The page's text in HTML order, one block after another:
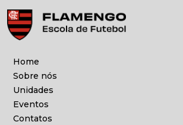
Home
Sobre nós
Unidades
Eventos
Contatos